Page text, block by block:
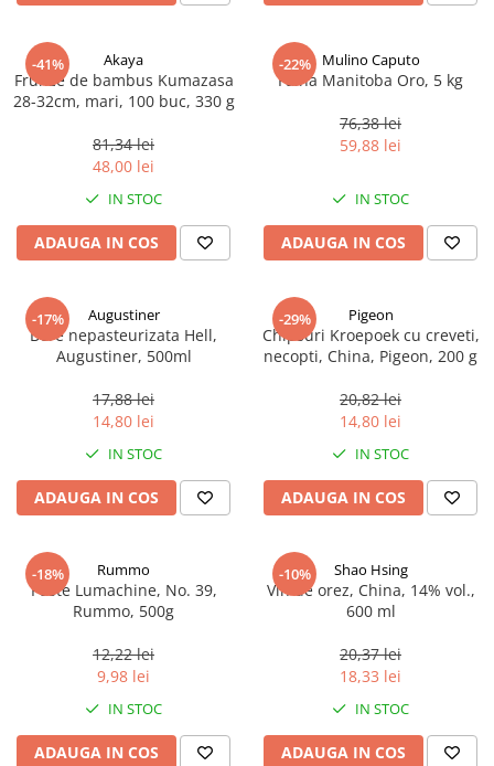
-41% Akaya
Frunze de bambus Kumazasa
28-32cm, mari, 100 buc, 330 g
81,34 lei
48,00 lei
IN STOC
ADAUGA IN COS
-22% Mulino Caputo
Faina Manitoba Oro, 5 kg
76,38 lei
59,88 lei
IN STOC
ADAUGA IN COS
-17% Augustiner
Bere nepasteurizata Hell,
Augustiner, 500ml
17,88 lei
14,80 lei
IN STOC
ADAUGA IN COS
-29% Pigeon
Chipsuri Kroepoek cu creveti,
necopti, China, Pigeon, 200 g
20,82 lei
14,80 lei
IN STOC
ADAUGA IN COS
-18% Rummo
Paste Lumachine, No. 39,
Rummo, 500g
12,22 lei
9,98 lei
IN STOC
ADAUGA IN COS
-10% Shao Hsing
Vin de orez, China, 14% vol.,
600 ml
20,37 lei
18,33 lei
IN STOC
ADAUGA IN COS